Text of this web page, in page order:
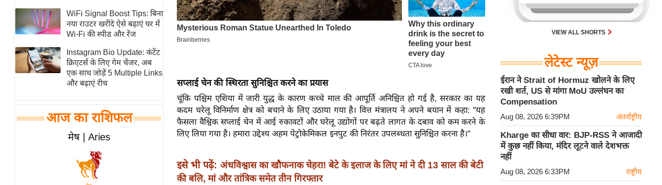
विश्लेषण
समसामयिक
मातृभूमि
स्तंभ
एम.
चाय पर
समीक्षा
WiFi Signal Boost Tips: बिना
नया राउटर खरीदे ऐसे बढ़ाएं घर में
Wi-Fi की स्पीड और रेंज
Instagram Bio Update: कंटेंट
क्रिएटर्स के लिए गेम चेंजर, अब
एक साथ जोड़ें 5 Multiple Links
और बढ़ाएं रीच
आज का राशिफल
मेष | Aries
सप्लाई चेन की स्थिरता सुनिश्चित करने का प्रयास
चूंकि पश्चिम एशिया में जारी युद्ध के कारण कच्चे माल की आपूर्ति अनिश्चित हो गई है, सरकार का यह
कदम घरेलू विनिर्माण क्षेत्र को बचाने के लिए उठाया गया है। वित्त मंत्रालय ने अपने बयान में कहा: "यह
फैसला वैश्विक सप्लाई चेन में आई रुकावटों और घरेलू उद्योगों पर बढ़ते लागत के दबाव को कम करने के
लिए लिया गया है। हमारा उद्देश्य अहम पेट्रोकेमिकल इनपुट की निरंतर उपलब्धता सुनिश्चित करना है।"
इसे भी पढ़ें: अंधविश्वास का खौफनाक चेहरा! बेटे के इलाज के लिए मां ने दी 13 साल की बेटी
की बलि, मां और तांत्रिक समेत तीन गिरफ्तार
VIEW ALL SHORTS
लेटेस्ट न्यूज़
ईरान ने Strait of Hormuz खोलने के लिए
रखी शर्त, US से मांगा MoU उल्लंघन का
Compensation
Aug 08, 2026 6:39PM अंतर्राष्ट्रीय
Kharge का सीधा वार: BJP-RSS ने आजादी
में कुछ नहीं किया, मंदिर लूटने वाले देशभक्त
नहीं
Aug 08, 2026 6:33PM राष्ट्रीय